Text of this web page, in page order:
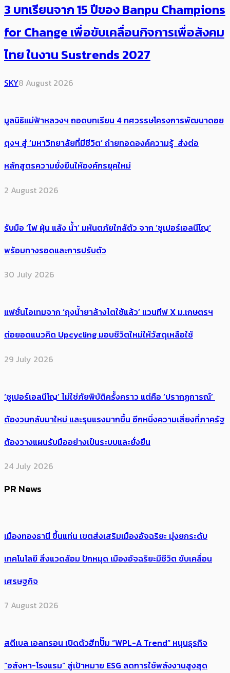
3 บทเรียนจาก 15 ปีของ Banpu Champions
for Change เพื่อขับเคลื่อนกิจการเพื่อสังคม
ไทย ในงาน Sustrends 2027
SKY8 August 2026
มูลนิธิแม่ฟ้าหลวงฯ ถอดบทเรียน 4 ทศวรรษโครงการพัฒนาดอย
ตุงฯ สู่ ‘มหาวิทยาลัยที่มีชีวิต’ ถ่ายทอดองค์ความรู้ ส่งต่อ
หลักสูตรความยั่งยืนให้องค์กรยุคใหม่
2 August 2026
รับมือ ‘ไฟ ฝุ่น แล้ง น้ำ’ มหันตภัยใกล้ตัว จาก ‘ซูเปอร์เอลนีโญ’
พร้อมทางรอดและการปรับตัว
30 July 2026
แฟชั่นไอเทมจาก ‘ถุงน้ำยาล้างไตใช้แล้ว’ แวนทีฟ X ม.เกษตรฯ
ต่อยอดแนวคิด Upcycling มอบชีวิตใหม่ให้วัสดุเหลือใช้
29 July 2026
‘ซูเปอร์เอลนีโญ’ ไม่ใช่ภัยพิบัติครั้งคราว แต่คือ ‘ปรากฏการณ์’ ​
ต้อง​วนกลับมาใหม่ และรุนแรงมากขึ้น อีกหนึ่งความเสี่ยงที่ภาครัฐ
ต้องวางแผนรับมืออย่างเป็นระบบและยั่งยืน
24 July 2026
PR News
เมืองทองธานี ขึ้นแท่น เขตส่งเสริมเมืองอัจฉริยะ มุ่งยกระดับ
เทคโนโลยี สิ่งแวดล้อม ปักหมุด เมืองอัจฉริยะมีชีวิต ขับเคลื่อน
เศรษฐกิจ
7 August 2026
สตีเบล เอลทรอน เปิดตัวฮีทปั๊ม “WPL-A Trend” หนุนธุรกิจ
“อสังหา-โรงแรม” สู่เป้าหมาย ESG ลดการใช้พลังงานสูงสุด